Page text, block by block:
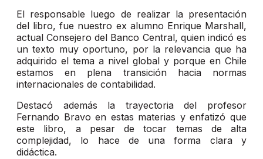
El responsable luego de realizar la presentación
del libro, fue nuestro ex alumno Enrique Marshall,
actual Consejero del Banco Central, quien indicó es
un texto muy oportuno, por la relevancia que ha
adquirido el tema a nivel global y porque en Chile
estamos en plena transición hacia normas
internacionales de contabilidad.
Destacó además la trayectoria del profesor
Fernando Bravo en estas materias y enfatizó que
este libro, a pesar de tocar temas de alta
complejidad, lo hace de una forma clara y
didáctica.